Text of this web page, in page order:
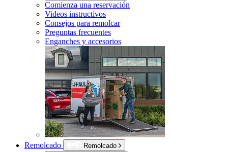
Comienza una reservación
Videos instructivos
Consejos para remolcar
Preguntas frecuentes
Enganches y accesorios
Remolcado
Remolcado